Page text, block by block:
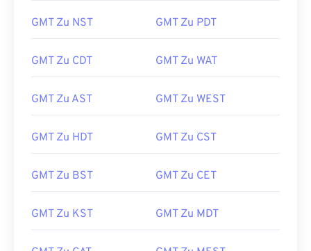
GMT Zu NST GMT Zu PDT
GMT Zu CDT GMT Zu WAT
GMT Zu AST GMT Zu WEST
GMT Zu HDT GMT Zu CST
GMT Zu BST GMT Zu CET
GMT Zu KST GMT Zu MDT